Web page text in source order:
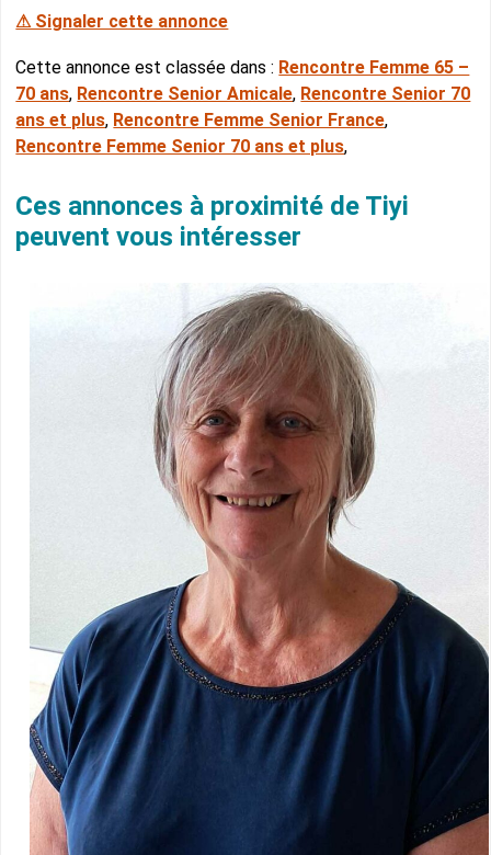
⚠ Signaler cette annonce
Cette annonce est classée dans : Rencontre Femme 65 –
70 ans, Rencontre Senior Amicale, Rencontre Senior 70
ans et plus, Rencontre Femme Senior France,
Rencontre Femme Senior 70 ans et plus,
Ces annonces à proximité de Tiyi
peuvent vous intéresser